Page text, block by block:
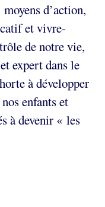
d’action,
et vivre-
de notre vie,
expert dans le
à développer
enfants et
à devenir « les